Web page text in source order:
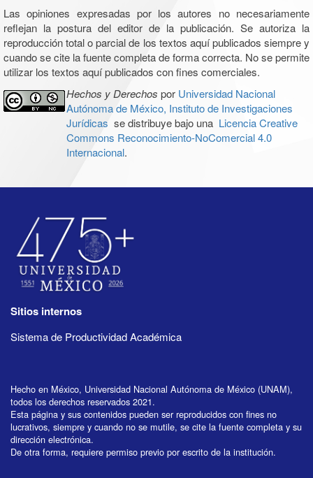
Las opiniones expresadas por los autores no necesariamente
reflejan la postura del editor de la publicación. Se autoriza la
reproducción total o parcial de los textos aquí publicados siempre y
cuando se cite la fuente completa de forma correcta. No se permite
utilizar los textos aquí publicados con fines comerciales.
Hechos y Derechos por Universidad Nacional
Autónoma de México, Instituto de Investigaciones
Jurídicas se distribuye bajo una Licencia Creative
Commons Reconocimiento-NoComercial 4.0
Internacional.
Sitios internos
Sistema de Productividad Académica
Hecho en México, Universidad Nacional Autónoma de México (UNAM),
todos los derechos reservados 2021.
Esta página y sus contenidos pueden ser reproducidos con fines no
lucrativos, siempre y cuando no se mutile, se cite la fuente completa y su
dirección electrónica.
De otra forma, requiere permiso previo por escrito de la institución.